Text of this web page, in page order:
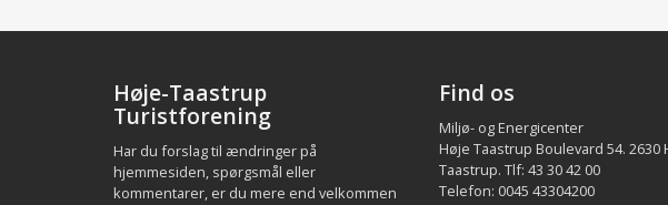
Høje-Taastrup
Turistforening
Har du forslag til ændringer på
hjemmesiden, spørgsmål eller
kommentarer, er du mere end velkommen
Find os
Miljø- og Energicenter
Høje Taastrup Boulevard 54. 2630
Taastrup. Tlf: 43 30 42 00
Telefon: 0045 43304200